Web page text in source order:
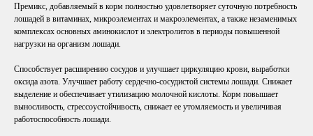
Премикс, добавляемый в корм полностью удовлетворяет суточную потребность
лошадей в витаминах, микроэлементах и макроэлементах, а также незаменимых
комплексах основных аминокислот и электролитов в периоды повышенной
нагрузки на организм лошади.
Способствует расширению сосудов и улучшает циркуляцию крови, выработки
оксида азота. Улучшает работу сердечно-сосудистой системы лошади. Снижает
выделение и обеспечивает утилизацию молочной кислоты. Корм повышает
выносливость, стрессоустойчивость, снижает ее утомляемость и увеличивая
работоспособность лошади.